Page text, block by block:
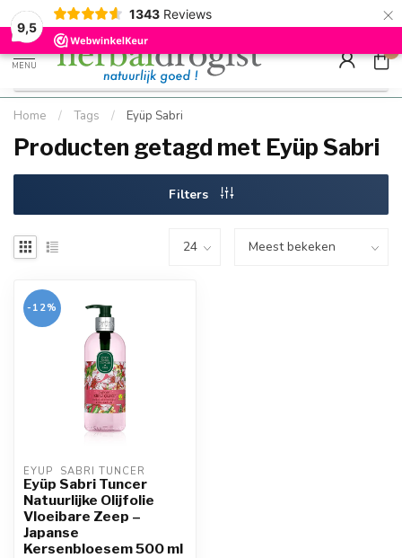
9,5
1343 Reviews ×
Kostenloser DE-Versand ab Mindestbestellwert |
Schnell geliefert
Minimum
Hızlı
MENU
0
Home / Tags / Eyüp Sabri
Producten getagd met Eyüp Sabri
Filters
-12%
EYUP  SABRI TUNCER
Eyüp Sabri Tuncer
Natuurlijke Olijfolie
Vloeibare Zeep –
Japanse
Kersenbloesem 500 ml